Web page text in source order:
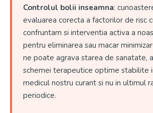
Controlul bolii inseamna:
evaluarea corecta a factorilor de risc
confruntam si interventia activa a
pentru eliminarea sau macar
ne poate agrava starea de sanatate,
schemei terapeutice optime stabilite
medicul nostru curant si nu in ultimul
periodice.